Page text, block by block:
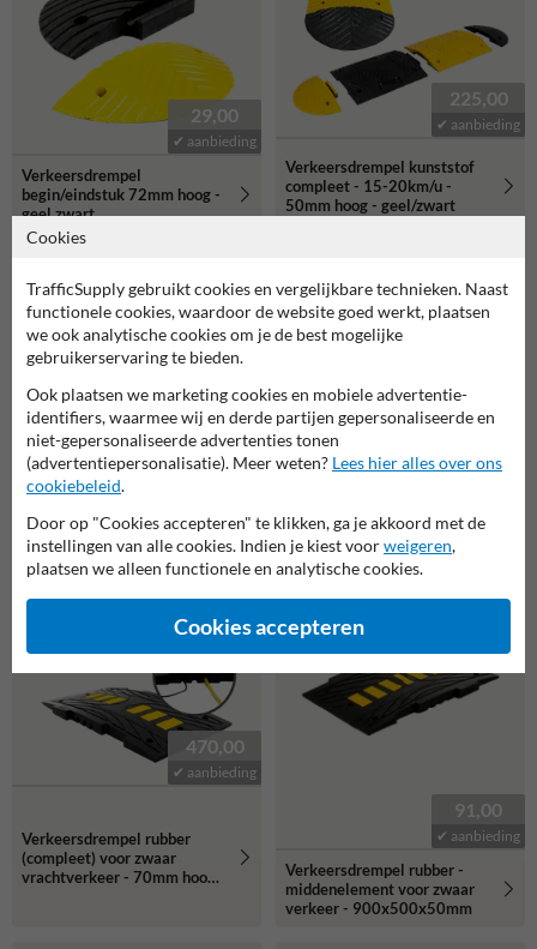
29,00
✔ aanbieding
Verkeersdrempel
begin/eindstuk 72mm hoog -
geel zwart
225,00
✔ aanbieding
Verkeersdrempel kunststof
compleet - 15-20km/u -
50mm hoog - geel/zwart
190,00
✔ aanbieding
Verkeersdrempel kunststof
compleet - 5-10km/u -
196,00
✔ aanbieding
Verkeersdrempel kunststof
compleet - < 30km/u - 30mm
470,00
✔ aanbieding
Verkeersdrempel rubber
(compleet) voor zwaar
vrachtverkeer - 70mm hoog
91,00
✔ aanbieding
Verkeersdrempel rubber -
middenelement voor zwaar
verkeer - 900x500x50mm
Cookies
TrafficSupply gebruikt cookies en vergelijkbare technieken. Naast
functionele cookies, waardoor de website goed werkt, plaatsen
we ook analytische cookies om je de best mogelijke
gebruikerservaring te bieden.
Ook plaatsen we marketing cookies en mobiele advertentie-
identifiers, waarmee wij en derde partijen gepersonaliseerde en
niet-gepersonaliseerde advertenties tonen
(advertentiepersonalisatie). Meer weten? Lees hier alles over ons
cookiebeleid.
Door op "Cookies accepteren" te klikken, ga je akkoord met de
instellingen van alle cookies. Indien je kiest voorweigeren,
plaatsen we alleen functionele en analytische cookies.
Cookies accepteren